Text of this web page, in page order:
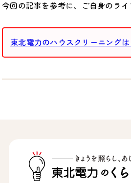
今回の記事を参考に、ご自身のラ
東北電力のハウスクリーニングは